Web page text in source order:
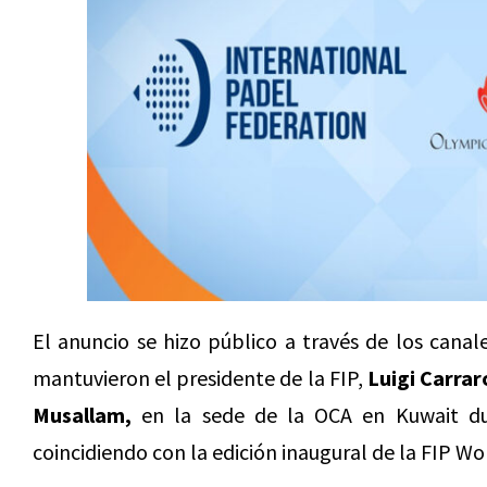
El anuncio se hizo público a través de los
mantuvieron el presidente de la FIP, Luigi
Musallam, en la sede de la OCA en Kuwait
coincidiendo con la edición inaugural de la FIP